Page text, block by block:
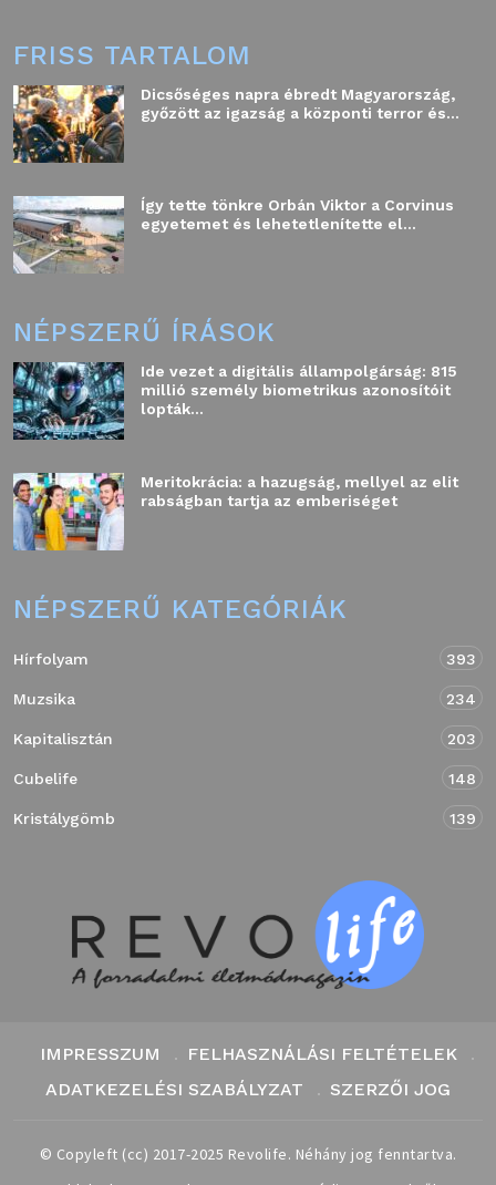
FRISS TARTALOM
Dicsőséges napra ébredt Magyarország,
győzött az igazság a központi terror és...
Így tette tönkre Orbán Viktor a Corvinus
egyetemet és lehetetlenítette el...
NÉPSZERŰ ÍRÁSOK
Ide vezet a digitális állampolgárság: 815
millió személy biometrikus azonosítóit
lopták...
Meritokrácia: a hazugság, mellyel az elit
rabságban tartja az emberiséget
NÉPSZERŰ KATEGÓRIÁK
Hírfolyam 393
Muzsika 234
Kapitalisztán 203
Cubelife 148
Kristálygömb 139
IMPRESSZUM
FELHASZNÁLÁSI FELTÉTELEK
ADATKEZELÉSI SZABÁLYZAT
SZERZŐI JOG
© Copyleft (cc) 2017-2025 Revolife. Néhány jog fenntartva.